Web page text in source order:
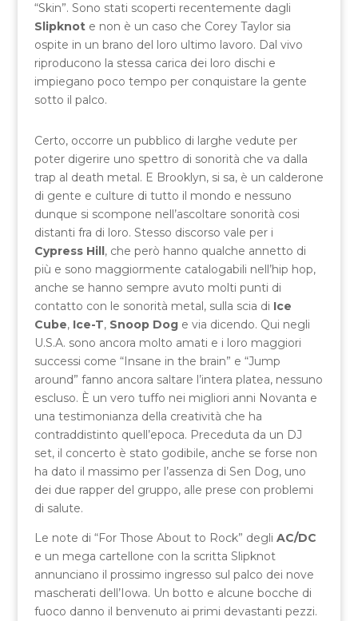
“Skin”. Sono stati scoperti recentemente dagli
Slipknote non è un caso che Corey Taylor sia
ospite in un brano del loro ultimo lavoro. Dal vivo
riproducono la stessa carica dei loro dischi e
impiegano poco tempo per conquistare la gente
sotto il palco.
Certo, occorre un pubblico di larghe vedute per
poter digerire uno spettro di sonorità che va dalla
trap al death metal. E Brooklyn, si sa, è un calderone
di gente e culture di tutto il mondo e nessuno
dunque si scompone nell’ascoltare sonorità cosi
distanti fra di loro. Stesso discorso vale per i
Cypress Hill, che però hanno qualche annetto di
più e sono maggiormente catalogabili nell’hip hop,
anche se hanno sempre avuto molti punti di
contatto con le sonorità metal, sulla scia di Ice
Cube, Ice-T, Snoop Doge via dicendo. Qui negli
U.S.A. sono ancora molto amati e i loro maggiori
successi come “Insane in the brain” e “Jump
around” fanno ancora saltare l’intera platea, nessuno
escluso. È un vero tuffo nei migliori anni Novanta e
una testimonianza della creatività che ha
contraddistinto quell’epoca. Preceduta da un DJ
set, il concerto è stato godibile, anche se forse non
ha dato il massimo per l’assenza di Sen Dog, uno
dei due rapper del gruppo, alle prese con problemi
di salute.
Le note di “For Those About to Rock” degli AC/DC
e un mega cartellone con la scritta Slipknot
annunciano il prossimo ingresso sul palco dei nove
mascherati dell’Iowa. Un botto e alcune bocche di
fuoco danno il benvenuto ai primi devastanti pezzi.